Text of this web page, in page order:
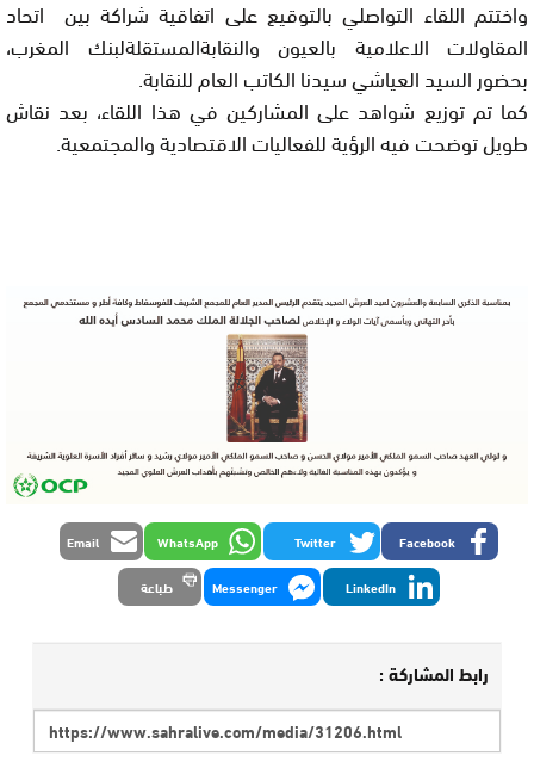
واختتم اللقاء التواصلي بالتوقيع على اتفاقية شراكة بين اتحاد
المقاولات الاعلامية بالعيون والنقابةالمستقلةلبنك المغرب،
بحضور السيد العياشي سيدنا الكاتب العام للنقابة.
كما تم توزيع شواهد على المشاركين في هذا اللقاء، بعد نقاش
طويل توضحت فيه الرؤية للفعاليات الاقتصادية والمجتمعية.
Facebook
Twitter
WhatsApp
Email
LinkedIn
Messenger طباعة
رابط المشاركة :